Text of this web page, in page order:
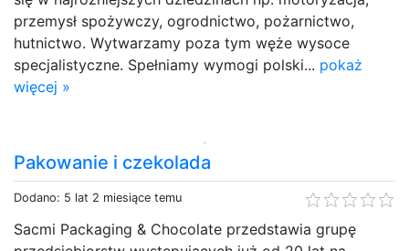
przemysł spożywczy, ogrodnictwo, pożarnictwo,
hutnictwo. Wytwarzamy poza tym węże wysoce
specjalistyczne. Spełniamy wymogi polski... pokaż
więcej »
Pakowanie i czekolada
Dodano: 5 lat 2 miesiące temu
Sacmi Packaging & Chocolate przedstawia grupę